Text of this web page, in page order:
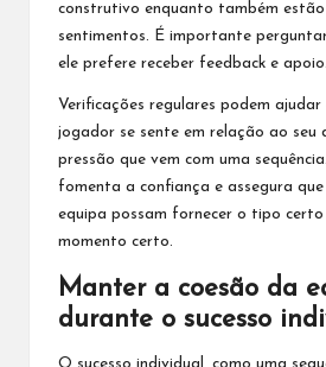
construtivo enquanto também
sentimentos. É importante
ele prefere receber feedback e apoio.
Verificações regulares podem
jogador se sente em relação ao seu
pressão que vem com uma
fomenta a confiança e assegura
equipa possam fornecer o tipo
momento certo.
Manter a coesão da
durante o sucesso